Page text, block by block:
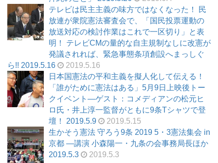
テレビは民主主義の味方ではなくなった！ 民
放連が衆院憲法審査会で、「国民投票運動の
放送対応の検討作業はこれで一区切り」と表
明！ テレビCMの量的な自主規制なしに改憲が
発議されれば、緊急事態条項創設へまっしぐ
ら!! 2019.5.16
2019.5.16
日本国憲法の平和主義を擬人化して伝える！
「誰がために憲法はある」5月9日上映後トー
クイベント―ゲスト：コメディアンの松元ヒ
ロ氏・井上淳一監督がともに9条Tシャツで登
壇！ 2019.5.9
2019.5.15
生かそう憲法 守ろう9条 2019 5・3憲法集会 in
京都 ―講演 小森陽一・九条の会事務局長ほか
2019.5.3
2019.5.3